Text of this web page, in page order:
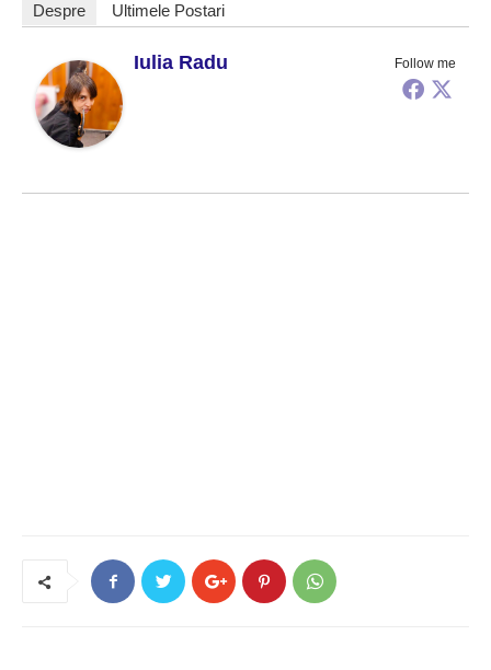
Despre Ultimele Postari
Follow me
Iulia Radu